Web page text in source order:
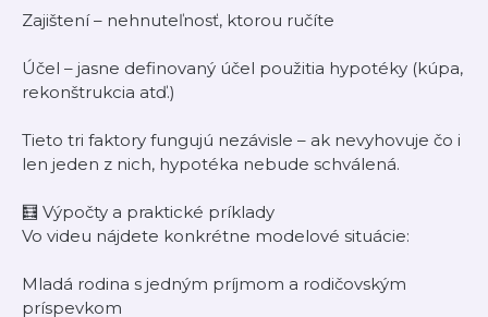
Zajištení – nehnuteľnosť, ktorou ručíte
Účel – jasne definovaný účel použitia hypotéky (kúpa,
rekonštrukcia atď.)
Tieto tri faktory fungujú nezávisle – ak nevyhovuje čo i
len jeden z nich, hypotéka nebude schválená.
🧮 Výpočty a praktické príklady
Vo videu nájdete konkrétne modelové situácie:
Mladá rodina s jedným príjmom a rodičovským
príspevkom